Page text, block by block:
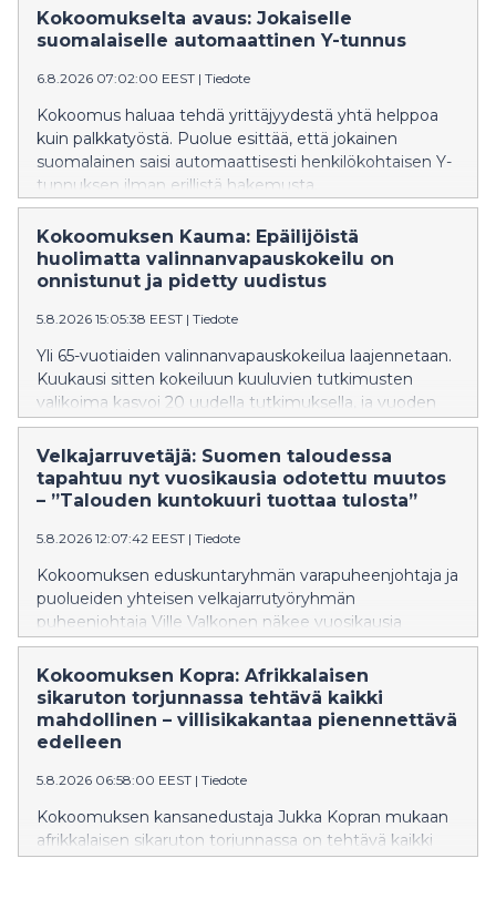
maakunnassa edelleen auki, vaikka Kaakkois-
Suomessa ne suljettiin viime viikolla afrikkalaisen
Kokoomukselta avaus: Jokaiselle
suomalaiselle automaattinen Y-tunnus
6.8.2026 07:02:00 EEST | Tiedote
Kokoomus haluaa tehdä yrittäjyydestä yhtä helppoa
kuin palkkatyöstä. Puolue esittää, että jokainen
suomalainen saisi automaattisesti henkilökohtaisen Y-
tunnuksen ilman erillistä hakemusta.
Kokoomuksen Kauma: Epäilijöistä
huolimatta valinnanvapauskokeilu on
onnistunut ja pidetty uudistus
5.8.2026 15:05:38 EEST | Tiedote
Yli 65-vuotiaiden valinnanvapauskokeilua laajennetaan.
Kuukausi sitten kokeiluun kuuluvien tutkimusten
valikoima kasvoi 20 uudella tutkimuksella, ja vuoden
2027 alusta kokeiluun on tulossa lisää parannuksia.
Tavoitteena on nopeuttaa hoitoon pääsyä, parantaa
hoidon jatkuvuutta ja vastata entistä paremmin
ikääntyneiden tarpeisiin. Valinnanvapauskokeilu on
mahdollisuuden hakeutua yksityiselle yleislääkärille
julkisen terveydenhuollon asiakasmaksun hinnalla.
Velkajarruvetäjä: Suomen taloudessa
tapahtuu nyt vuosikausia odotettu muutos
– ”Talouden kuntokuuri tuottaa tulosta”
5.8.2026 12:07:42 EEST | Tiedote
Kokoomuksen eduskuntaryhmän varapuheenjohtaja ja
puolueiden yhteisen velkajarrutyöryhmän
puheenjohtaja Ville Valkonen näkee vuosikausia
odotetun ja Orpon hallituksen käynnistämän
rakennemuutoksen olevan nyt vauhdissa Suomen
taloudessa. Yksityinen sektori ja kansantalous kasvavat
samalla, kun suuria julkisia menoja saadaan
pienennettyä.
Kokoomuksen Kopra: Afrikkalaisen
sikaruton torjunnassa tehtävä kaikki
mahdollinen – villisikakantaa pienennettävä
edelleen
5.8.2026 06:58:00 EEST | Tiedote
Kokoomuksen kansanedustaja Jukka Kopran mukaan
afrikkalaisen sikaruton torjunnassa on tehtävä kaikki
mahdollinen taudin leviämisen estämiseksi. Samalla on